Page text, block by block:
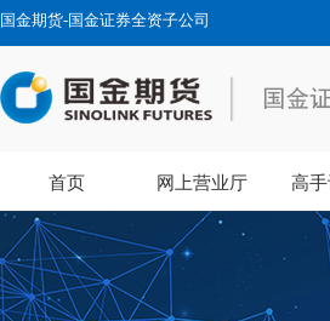
国金期货-国金证券全资子公司
首页 网上营业厅 高